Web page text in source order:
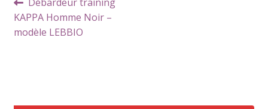
de
l’article
précédent :
KAPPA Homme Noir –
modèle LEBBIO